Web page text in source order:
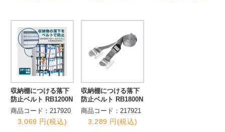
収納棚につける落下
防止ベルト RB1200N
商品コード：217920
3,069 円(税込)
収納棚につける落下
防止ベルト RB1800N
商品コード：217921
3,289 円(税込)